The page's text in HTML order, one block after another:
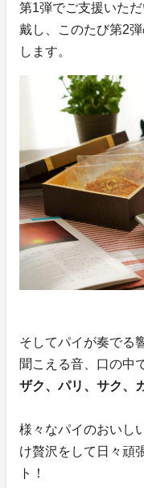
第1弾でご支援いた
戴し、このたび第2
します。
そしてパイが奏でる
聞こえる音、口の中
ザク、パリ、サク、
様々なパイのおいし
け贅沢をして日々頑
ト！